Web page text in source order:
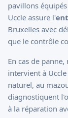
pavillons
Uccle assure l'
Bruxelles avec
que le contrôle
En cas de
intervient à
naturel, au
diagnostiquent
à la réparation